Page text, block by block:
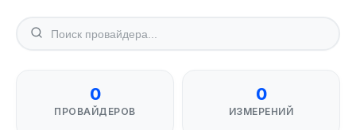
0
ПРОВАЙДЕРОВ
0
ИЗМЕРЕНИЙ